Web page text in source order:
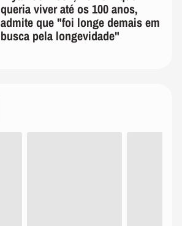
queria viver até os 100 anos,
admite que "foi longe demais em
busca pela longevidade"